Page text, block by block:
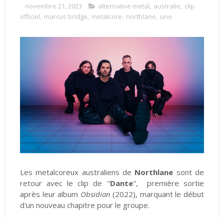
novembre 21, 2023 alternative metal, australie, clip
officiel, marcus bridge, metalcore, northlane, une
Les metalcoreux australiens de Northlane sont de
retour avec le clip de "Dante", première sortie
après leur album Obsidian (2022), marquant le début
d'un nouveau chapitre pour le groupe.